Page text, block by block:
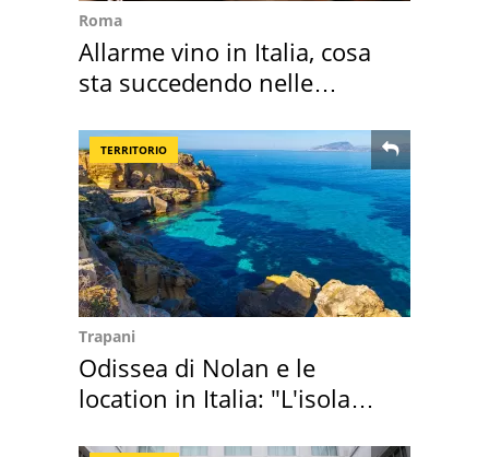
Roma
Allarme vino in Italia, cosa
sta succedendo nelle
TERRITORIO
Trapani
Odissea di Nolan e le
location in Italia: "L'isola